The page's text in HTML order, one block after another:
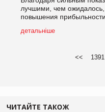
лучшими, чем
повышения
детальніше
<< 1391
ЧИТАЙТЕ ТАКОЖ